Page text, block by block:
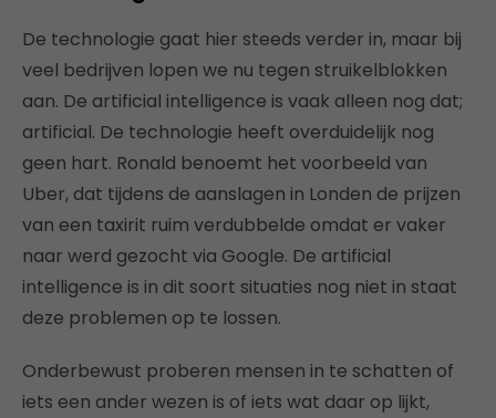
De technologie gaat hier steeds verder in, maar bij
veel bedrijven lopen we nu tegen struikelblokken
aan. De artificial intelligence is vaak alleen nog dat;
artificial. De technologie heeft overduidelijk nog
geen hart. Ronald benoemt het voorbeeld van
Uber, dat tijdens de aanslagen in Londen de prijzen
van een taxirit ruim verdubbelde omdat er vaker
naar werd gezocht via Google. De artificial
intelligence is in dit soort situaties nog niet in staat
deze problemen op te lossen.
Onderbewust proberen mensen in te schatten of
iets een ander wezen is of iets wat daar op lijkt,